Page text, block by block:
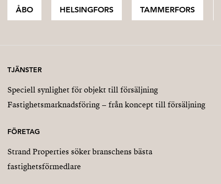
ÅBO HELSINGFORS TAMMERFORS
TJÄNSTER
Speciell synlighet för objekt till försäljning
Fastighetsmarknadsföring – från koncept till försäljning
FÖRETAG
Strand Properties söker branschens bästa
fastighetsförmedlare